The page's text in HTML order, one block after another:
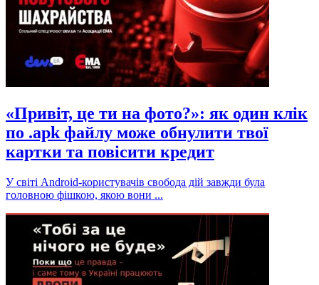
«Привіт, це ти на фото?»: як один клік
по .apk файлу може обнулити твої
картки та повісити кредит
У світі Android-користувачів свобода дій завжди була
головною фішкою, якою вони ...